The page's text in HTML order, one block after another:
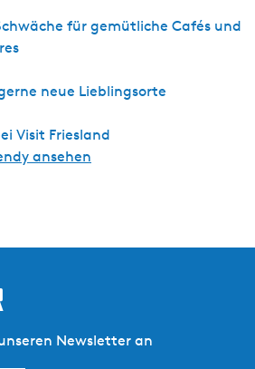
für gemütliche Cafés und
neue Lieblingsorte
Visit Friesland
ansehen
Newsletter an